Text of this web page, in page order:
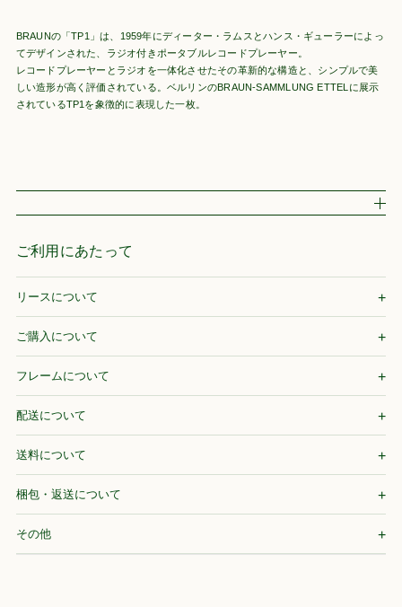
BRAUNの「TP1」は、1959年にディーター・ラムスとハンス・ギューラーによっ
てデザインされた、ラジオ付きポータブルレコードプレーヤー。
レコードプレーヤーとラジオを一体化させたその革新的な構造と、シンプルで美
しい造形が高く評価されている。ベルリンのBRAUN-SAMMLUNG ETTELに展示
されているTP1を象徴的に表現した一枚。
ご利用にあたって
リースについて
ご購入について
フレームについて
配送について
送料について
梱包・返送について
その他